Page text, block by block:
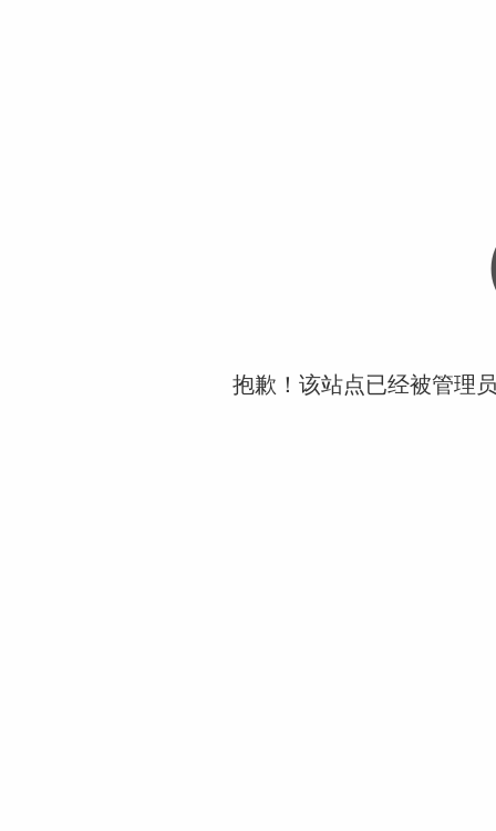
抱歉！该站点已经被管理